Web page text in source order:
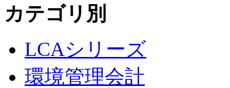
カテゴリ別
LCAシリーズ
環境管理会計